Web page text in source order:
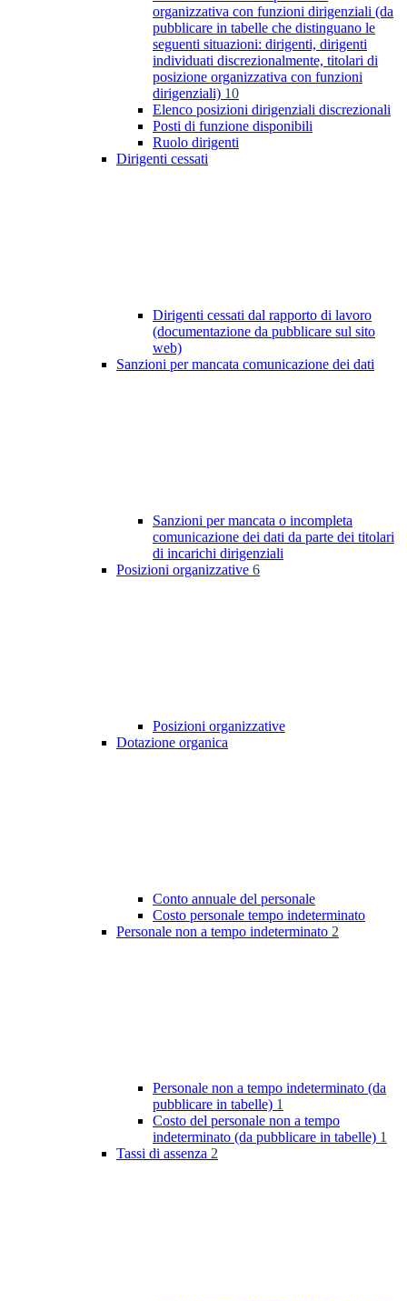
organizzativa con funzioni dirigenziali (da
pubblicare in tabelle che distinguano le
seguenti situazioni: dirigenti, dirigenti
individuati discrezionalmente, titolari di
posizione organizzativa con funzioni
dirigenziali) 10
Elenco posizioni dirigenziali discrezionali
Posti di funzione disponibili
Ruolo dirigenti
Dirigenti cessati
Dirigenti cessati dal rapporto di lavoro
(documentazione da pubblicare sul sito
web)
Sanzioni per mancata comunicazione dei dati
Sanzioni per mancata o incompleta
comunicazione dei dati da parte dei titolari
di incarichi dirigenziali
Posizioni organizzative 6
Posizioni organizzative
Dotazione organica
Conto annuale del personale
Costo personale tempo indeterminato
Personale non a tempo indeterminato 2
Personale non a tempo indeterminato (da
pubblicare in tabelle) 1
Costo del personale non a tempo
indeterminato (da pubblicare in tabelle) 1
Tassi di assenza 2